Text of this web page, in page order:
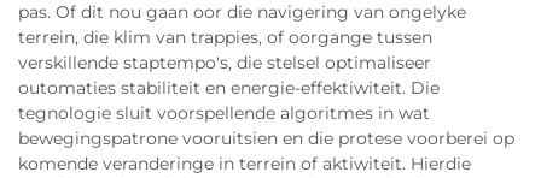
pas. Of dit nou gaan oor die navigering van ongelyke
terrein, die klim van trappies, of oorgange tussen
verskillende staptempo's, die stelsel optimaliseer
outomaties stabiliteit en energie-effektiwiteit. Die
tegnologie sluit voorspellende algoritmes in wat
bewegingspatrone vooruitsien en die protese voorberei op
komende veranderinge in terrein of aktiwiteit. Hierdie